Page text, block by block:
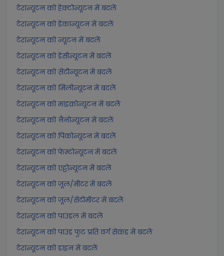
टेरान्यूटन को हेक्टोन्यूटन में बदलें
टेरान्यूटन को डेकान्यूटन में बदलें
टेरान्यूटन को न्यूटन में बदलें
टेरान्यूटन को डेसीन्यूटन में बदलें
टेरान्यूटन को सेंटीन्यूटन में बदलें
टेरान्यूटन को मिलीन्यूटन में बदलें
टेरान्यूटन को माइक्रोन्यूटन में बदलें
टेरान्यूटन को नैनोन्यूटन में बदलें
टेरान्यूटन को पिकोन्यूटन में बदलें
टेरान्यूटन को फेम्टोन्यूटन में बदलें
टेरान्यूटन को एट्टोन्यूटन में बदलें
टेरान्यूटन को जूल/मीटर में बदलें
टेरान्यूटन को जूल/सेंटीमीटर में बदलें
टेरान्यूटन को पाउंडल में बदलें
टेरान्यूटन को पाउंड फुट प्रति वर्ग सेकंड में बदलें
टेरान्यूटन को डाइन में बदलें